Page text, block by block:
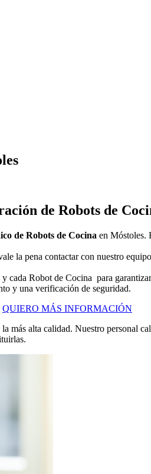
de Robots de
de Robots de Cocina en Móstoles.
la pena contactar con nuestro
Robot de Cocina para
y una verificación de seguridad.
QUIERO MÁS INFORMACIÓN
más alta calidad. Nuestro personal